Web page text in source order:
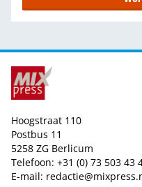
Hoogstraat 110
Postbus 11
5258 ZG Berlicum
Telefoon: +31 (0) 73 503 43
E-mail: